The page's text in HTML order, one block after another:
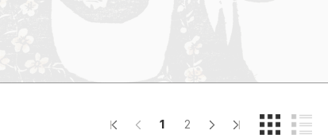
신진학자 초청 연구교류 사업
규장각-산기 연구비 지원 사업
1 2